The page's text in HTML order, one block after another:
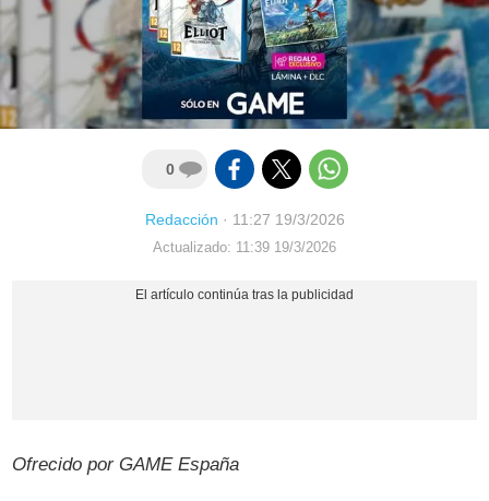
0
Redacción · 11:27 19/3/2026
Actualizado: 11:39 19/3/2026
Ofrecido por GAME España